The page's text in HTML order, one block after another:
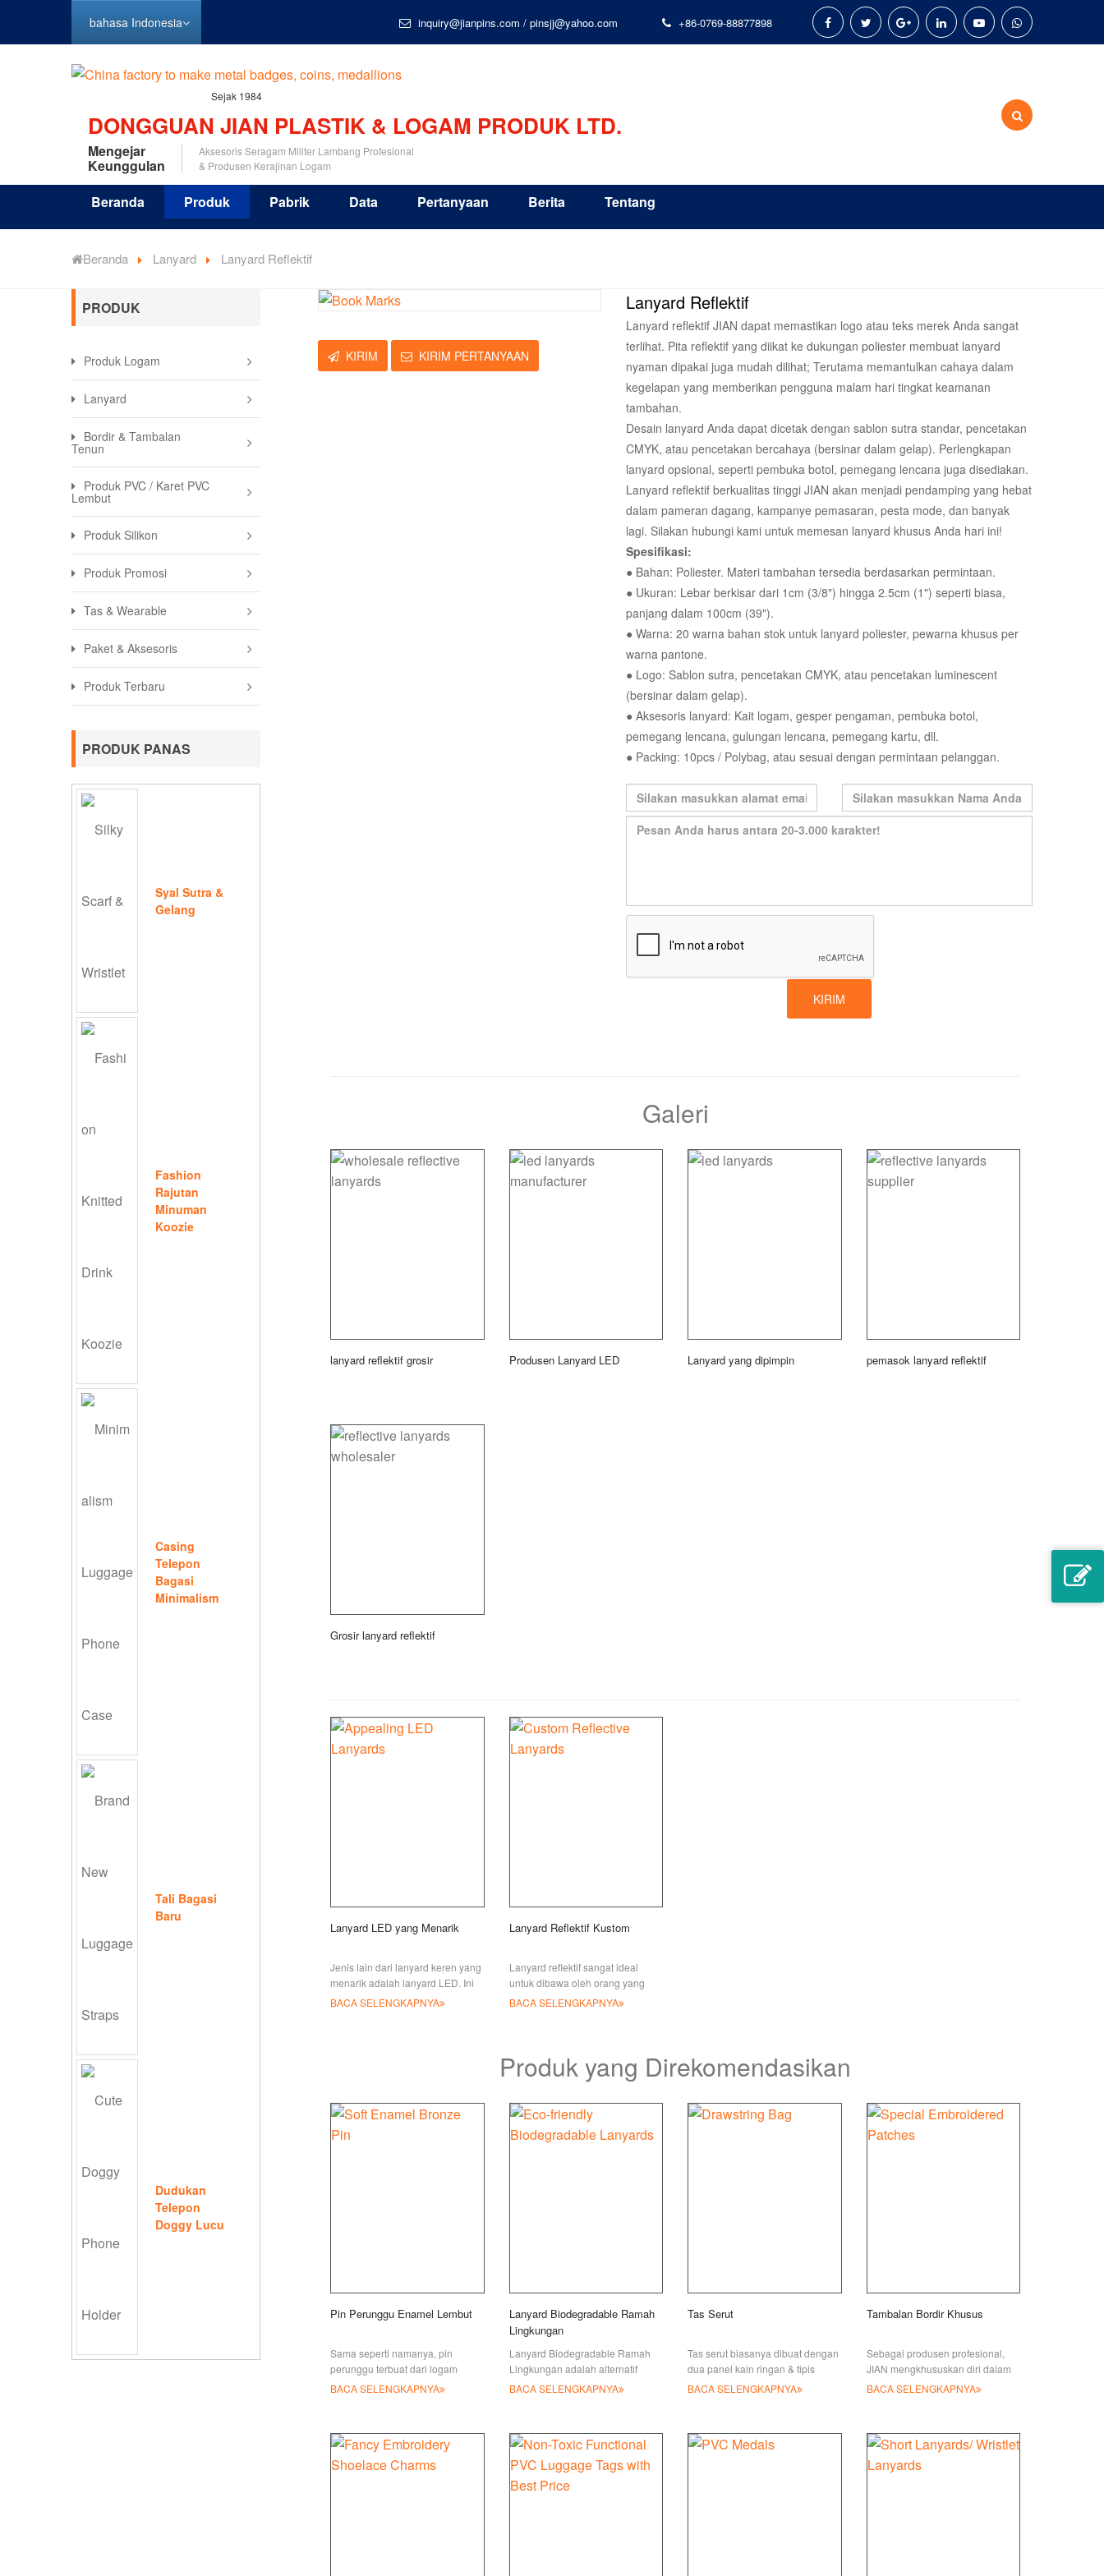
bahasa Indonesia inquiry@jianpins.com / pinsjj@yahoo.com +86-0769-88877898
Sejak 1984
DONGGUAN JIAN PLASTIK & LOGAM PRODUK LTD.
Mengejar
Keunggulan
Aksesoris Seragam Militer Lambang Profesional
& Produsen Kerajinan Logam
Beranda Produk Pabrik Data Pertanyaan Berita Tentang
Beranda Lanyard Lanyard Reflektif
PRODUK
Produk Logam
Lanyard
Bordir & Tambalan
Tenun
Produk PVC / Karet PVC
Lembut
Produk Silikon
Produk Promosi
Tas & Wearable
Paket & Aksesoris
Produk Terbaru
PRODUK PANAS
Syal Sutra &
Gelang
Fashion
Rajutan
Minuman
Koozie
Casing
Telepon
Bagasi
Minimalism
Tali Bagasi
Baru
Dudukan
Telepon
Doggy Lucu
KIRIM KIRIM PERTANYAAN
Lanyard Reflektif
Lanyard reflektif JIAN dapat memastikan logo atau teks merek Anda sangat
terlihat. Pita reflektif yang diikat ke dukungan poliester membuat lanyard
nyaman dipakai juga mudah dilihat; Terutama memantulkan cahaya dalam
kegelapan yang memberikan pengguna malam hari tingkat keamanan
tambahan.
Desain lanyard Anda dapat dicetak dengan sablon sutra standar, pencetakan
CMYK, atau pencetakan bercahaya (bersinar dalam gelap). Perlengkapan
lanyard opsional, seperti pembuka botol, pemegang lencana juga disediakan.
Lanyard reflektif berkualitas tinggi JIAN akan menjadi pendamping yang hebat
dalam pameran dagang, kampanye pemasaran, pesta mode, dan banyak
lagi. Silakan hubungi kami untuk memesan lanyard khusus Anda hari ini!
Spesifikasi:
● Bahan: Poliester. Materi tambahan tersedia berdasarkan permintaan.
● Ukuran: Lebar berkisar dari 1cm (3/8") hingga 2.5cm (1") seperti biasa,
panjang dalam 100cm (39").
● Warna: 20 warna bahan stok untuk lanyard poliester, pewarna khusus per
warna pantone.
● Logo: Sablon sutra, pencetakan CMYK, atau pencetakan luminescent
(bersinar dalam gelap).
● Aksesoris lanyard: Kait logam, gesper pengaman, pembuka botol,
pemegang lencana, gulungan lencana, pemegang kartu, dll.
● Packing: 10pcs / Polybag, atau sesuai dengan permintaan pelanggan.
KIRIM
Galeri
lanyard reflektif grosir Produsen Lanyard LED Lanyard yang dipimpin pemasok lanyard reflektif
Grosir lanyard reflektif
Lanyard LED yang Menarik
Jenis lain dari lanyard keren yang
menarik adalah lanyard LED. Ini
membawa lampu LED di
BACA SELENGKAPNYA
Lanyard Reflektif Kustom
Lanyard reflektif sangat ideal
untuk dibawa oleh orang yang
bekerja di luar ruangan atau
BACA SELENGKAPNYA
Produk yang Direkomendasikan
Pin Perunggu Enamel Lembut
Sama seperti namanya, pin
perunggu terbuat dari logam
perunggu (kuningan). Pin
cukup populer
BACA SELENGKAPNYA
Lanyard Biodegradable Ramah
Lingkungan
Lanyard Biodegradable Ramah
Lingkungan adalah alternatif
bergaya & berkelanjutan untuk
BACA SELENGKAPNYA
Tas Serut
Tas serut biasanya dibuat dengan
dua panel kain ringan & tipis
(nilon, poliester, katun dll) dan
BACA SELENGKAPNYA
Tambalan Bordir Khusus
Sebagai produsen profesional,
JIAN mengkhususkan diri dalam
berbagai jenis tambalan bordir
BACA SELENGKAPNYA